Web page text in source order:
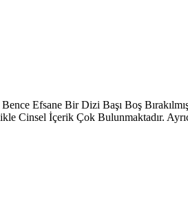
Efsane Bir Dizi Başı Boş
Cinsel İçerik Çok Bulunmaktadır.